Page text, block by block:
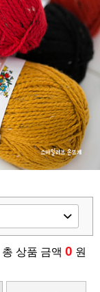
총 상품 금액 0 원